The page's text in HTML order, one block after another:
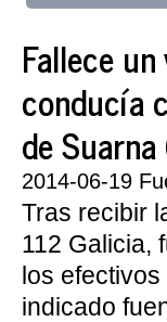
Fallece
conducía
de
2014-06-19
Tras recibir
112 Galicia,
los
indicado